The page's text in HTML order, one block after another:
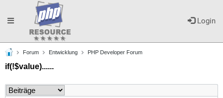
Login
Toggle
navigation
Forum Entwicklung PHP Developer Forum
if(!$value)......